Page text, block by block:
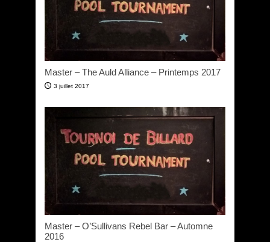
Master – The Auld Alliance – Printemps 2017
3 juillet 2017
Master – O’Sullivans Rebel Bar – Automne
2016